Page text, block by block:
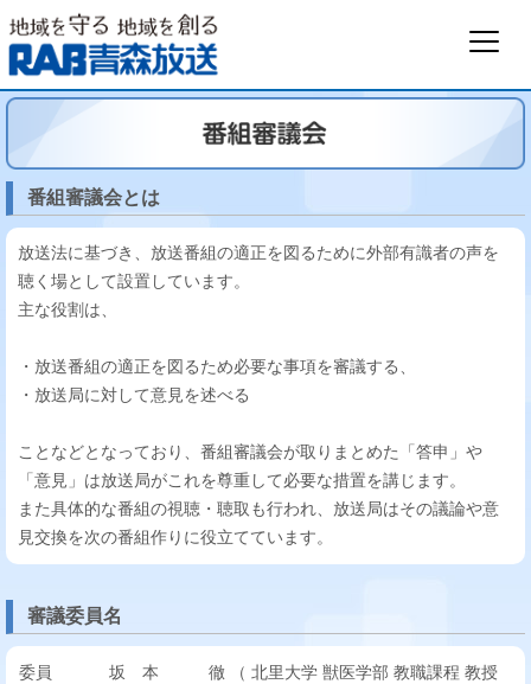
番組審議会とは
放送法に基づき、放送番組の適正を図るために外部有識者の声を
聴く場として設置しています。
主な役割は、
・放送番組の適正を図るため必要な事項を審議する、
・放送局に対して意見を述べる
ことなどとなっており、番組審議会が取りまとめた「答申」や
「意見」は放送局がこれを尊重して必要な措置を講じます。
また具体的な番組の視聴・聴取も行われ、放送局はその議論や意
見交換を次の番組作りに役立てています。
審議委員名
委員
坂 本 徹 （ 北里大学 獣医学部 教職課程 教授